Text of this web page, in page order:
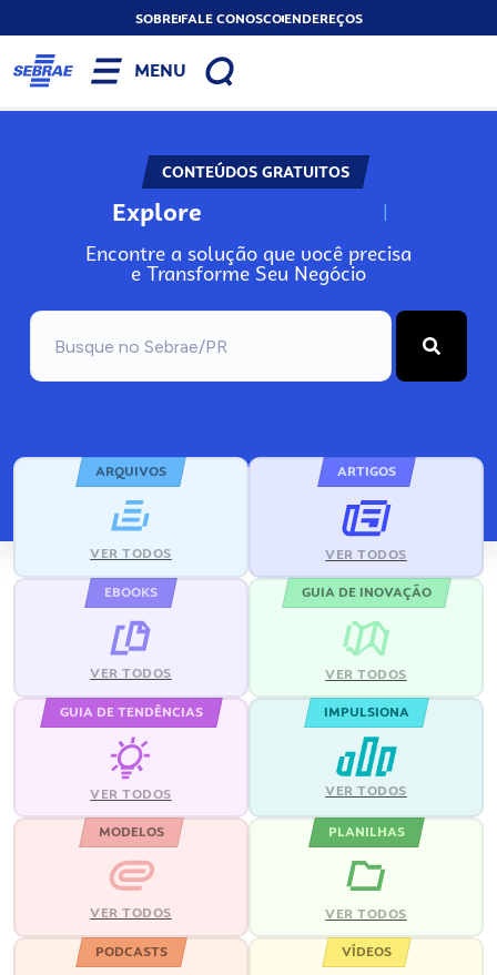
SOBREFALE CONOSCOENDEREÇOS
MENU
CONTEÚDOS GRATUITOS
Explore N
Encontre a solução que você precisa
e Transforme Seu Negócio
ARQUIVOS
VER TODOS
ARTIGOS
VER TODOS
EBOOKS
VER TODOS
GUIA DE INOVAÇÃO
VER TODOS
GUIA DE TENDÊNCIAS
VER TODOS
IMPULSIONA
VER TODOS
MODELOS
VER TODOS
PLANILHAS
VER TODOS
PODCASTS VÍDEOS